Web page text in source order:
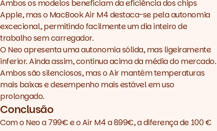
Ambos os modelos beneficiam da eficiência dos chips
Apple, mas oMacBook Air M4destaca-se pela autonomia
excecional, permitindo facilmente um dia inteiro de
trabalho sem carregador.
O Neo apresenta uma autonomia sólida, mas ligeiramente
inferior. Ainda assim, continua acima da média do mercado.
Ambos são silenciosos, mas o Air mantém temperaturas
mais baixas e desempenho mais estável em uso
prolongado.
Conclusão
Com o Neo a 799€ e o Air M4 a 899€, a diferença de 100 €